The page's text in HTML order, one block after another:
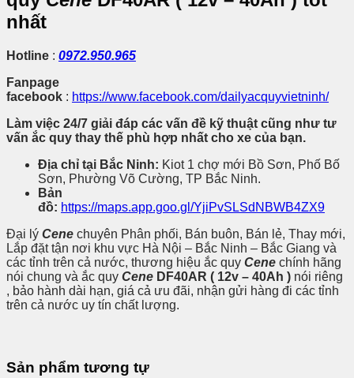
nhất
Hotline : 0972.950.965
Fanpage
facebook : https://www.facebook.com/dailyacquyvietninh/
Làm việc 24/7 giải đáp các vấn đề kỹ thuật cũng như tư
vấn ắc quy thay thế phù hợp nhất cho xe của bạn.
Địa chỉ tại Bắc Ninh: Kiot 1 chợ mới Bồ Sơn, Phố Bố
Sơn, Phường Võ Cường, TP Bắc Ninh.
Bản
đồ: https://maps.app.goo.gl/YjiPvSLSdNBWB4ZX9
Đại lý Cene chuyên Phân phối, Bán buôn, Bán lẻ, Thay mới,
Lắp đặt tận nơi khu vực Hà Nội – Bắc Ninh – Bắc Giang và
các tỉnh trên cả nước, thương hiệu ắc quy Cene chính hãng
nói chung và ắc quy Cene DF40AR ( 12v – 40Ah ) nói riêng
, bảo hành dài hạn, giá cả ưu đãi, nhận gửi hàng đi các tỉnh
trên cả nước uy tín chất lượng.
Sản phẩm tương tự